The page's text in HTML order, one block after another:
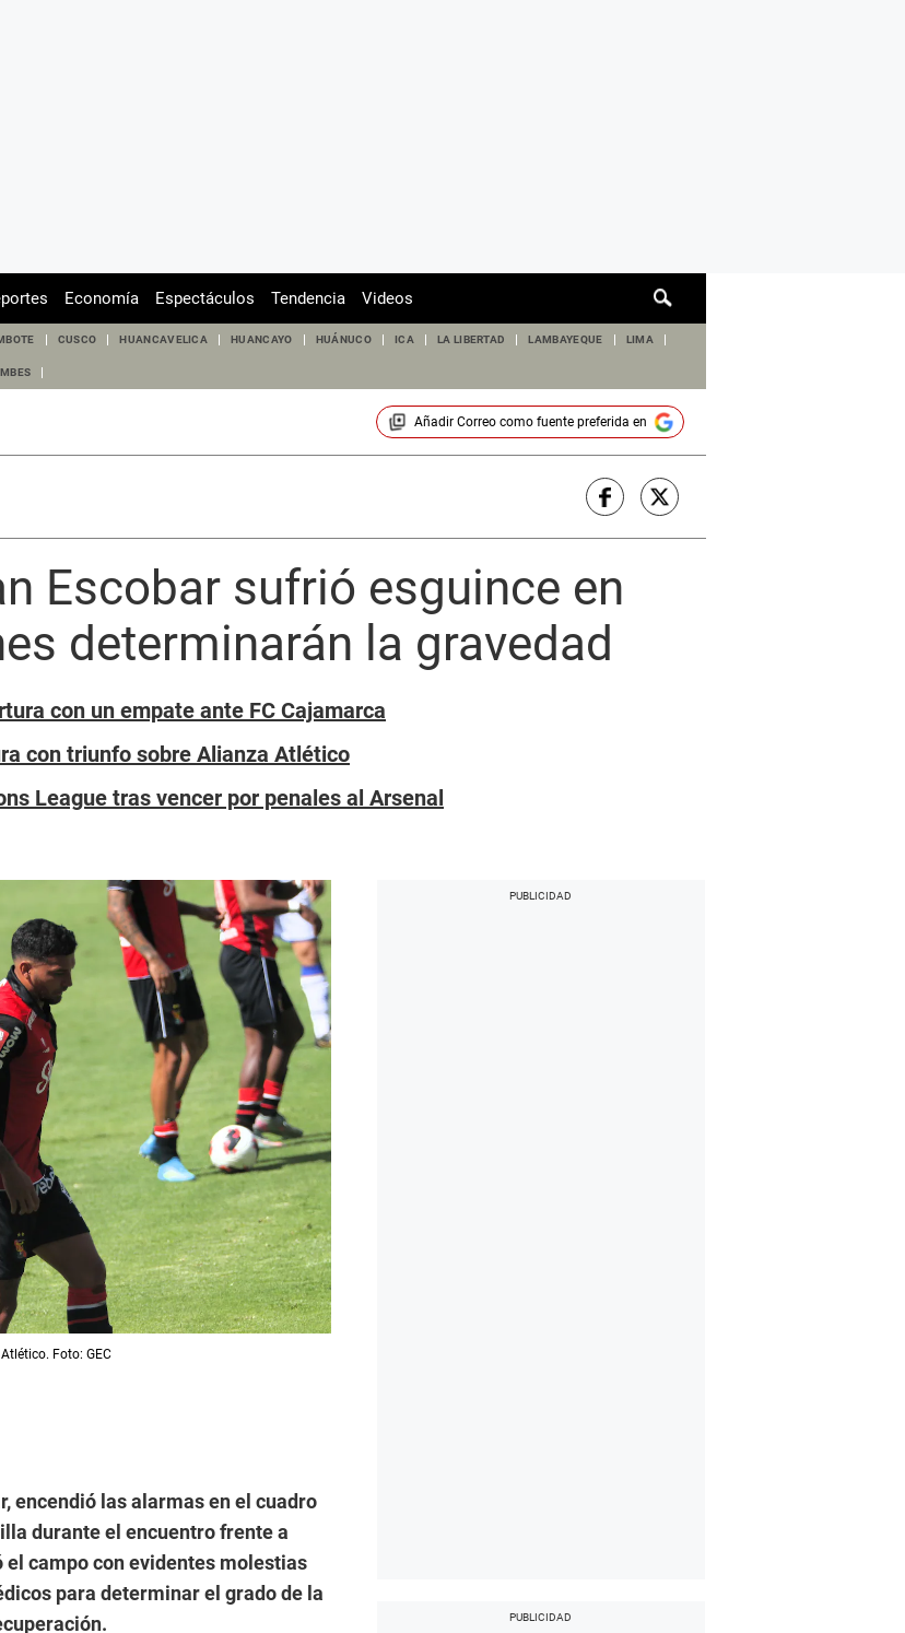
de
Economía Espectáculos Tendencia Videos
CUSCO HUANCAVELICA HUANCAYO HUÁNUCO ICA LA LIBERTAD LAMBAYEQUE LIMA
Añadir Correocomo fuente preferida en
Escobar sufrió esguince en
determinarán la gravedad
con un empate ante FC Cajamarca
con triunfo sobre Alianza Atlético
League tras vencer por penales al Arsenal
Foto: GEC
encendió las alarmas en el cuadro
durante el encuentro frente a
campo con evidentes molestias
para determinar el grado de la